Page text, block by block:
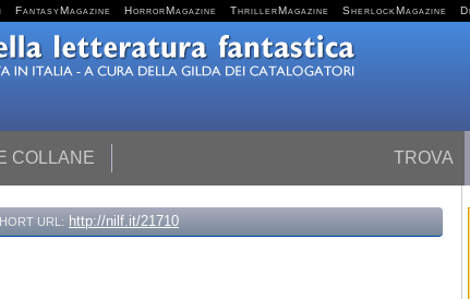
FantasyMagazine HorrorMagazine ThrillerMagazine SherlockMagazine
TROVA
COLLANE
URL: http://nilf.it/21710